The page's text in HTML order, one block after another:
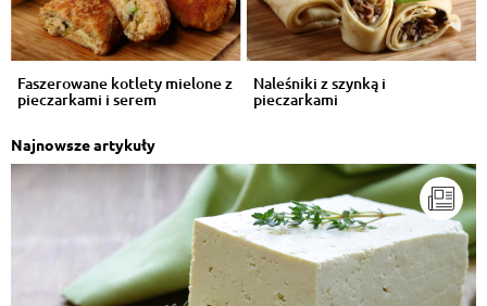
Faszerowane kotlety mielone z
pieczarkami i serem
Naleśniki z szynką i
pieczarkami
Najnowsze artykuły